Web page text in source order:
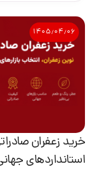
۱۴۰۵٫۰۴٫۰۶
خرید زعفران
استانداردهای